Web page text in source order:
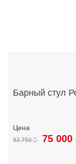
Барный стул
93 750 75 000